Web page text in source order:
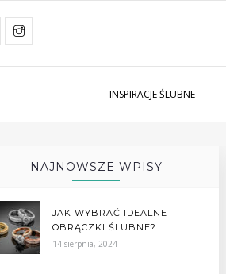
INSPIRACJE ŚLUBNE
NAJNOWSZE WPISY
JAK WYBRAĆ IDEALNE
OBRĄCZKI ŚLUBNE?
14 sierpnia, 2024